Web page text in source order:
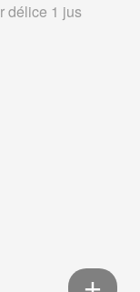
délice 1 jus